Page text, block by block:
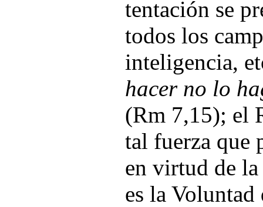
tentación se
todos los
inteligencia,
hacer no lo
(Rm 7,15); el
tal fuerza que
en virtud de
es la Voluntad